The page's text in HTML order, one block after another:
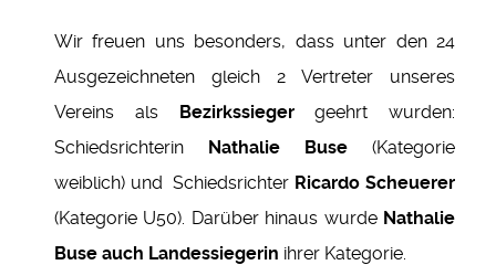
Wir freuen uns besonders, dass unter den 24
Ausgezeichneten gleich 2 Vertreter unseres
Vereins als Bezirkssiegergeehrt wurden:
Schiedsrichterin Nathalie Buse (Kategorie
weiblich) und Schiedsrichter Ricardo Scheuerer
(Kategorie U50). Darüber hinaus wurde Nathalie
Buse auch Landessiegerin ihrer Kategorie.